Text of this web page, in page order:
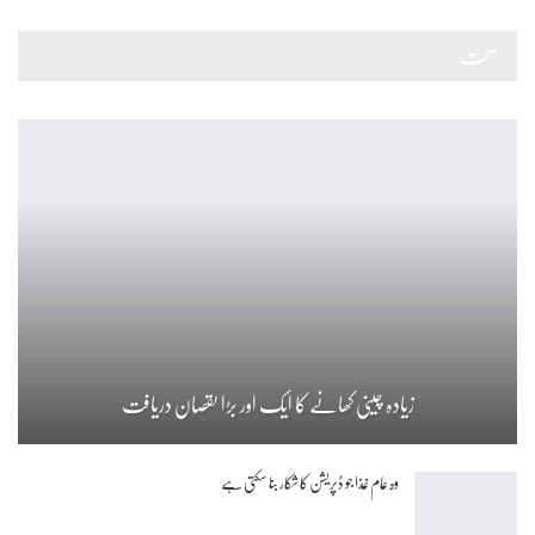
زیادہ چینی کھانے کا ایک اور بڑا نقصان دریافت
وہ عام غذا جو ڈپریشن کا شکار بنا سکتی ہے